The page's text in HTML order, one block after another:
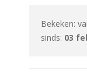
Bekeken:
sinds: 03